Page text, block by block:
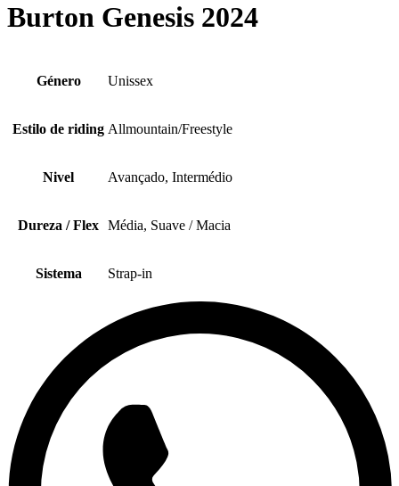
Burton Genesis 2024
Género Unissex
Estilo de riding Allmountain/Freestyle
Nivel Avançado, Intermédio
Dureza / Flex Média, Suave / Macia
Sistema Strap-in